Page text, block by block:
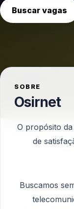
Buscar vagas
SOBRE
Osirnet
O propósito
de
Buscamos